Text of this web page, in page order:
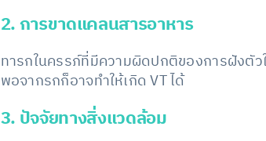
2. การขาดแคลนสารอาหาร
ทารกในครรภ์ที่มีความผิดปกติของการฝังตัว
พอจากรกก็อาจทำให้เกิด VT ได้
3. ปัจจัยทางสิ่งแวดล้อม